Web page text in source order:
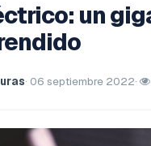
un
· 06 septiembre 2022·